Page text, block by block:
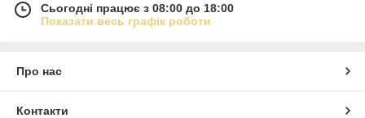
Сьогодні працює з 08:00 до 18:00
Показати весь графік роботи
Про нас
Контакти